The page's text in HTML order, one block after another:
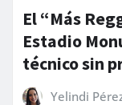
El “Más
Estadio
técnico sin
Yelindi